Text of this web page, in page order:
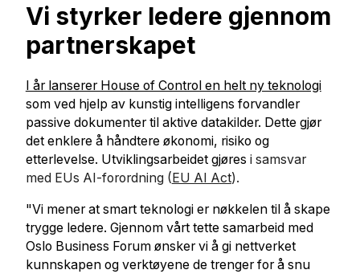
Vi styrker ledere gjennom
partnerskapet
I år lanserer House of Control en helt ny teknologi
som ved hjelp av kunstig intelligens forvandler
passive dokumenter til aktive datakilder. Dette gjør
det enklere å håndtere økonomi, risiko og
etterlevelse. Utviklingsarbeidet gjøres i samsvar
med EUs AI-forordning ( EU AI Act).
"Vi mener at smart teknologi er nøkkelen til å skape
trygge ledere. Gjennom vårt tette samarbeid med
Oslo Business Forum ønsker vi å gi nettverket
kunnskapen og verktøyene de trenger for å snu